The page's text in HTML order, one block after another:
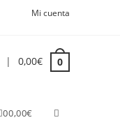
Mi cuenta
| 0,00€ 0
00,00€